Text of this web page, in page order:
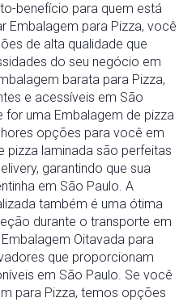
benefício para quem está
Embalagem para Pizza, você
de alta qualidade que
do seu negócio em
barata para Pizza,
e acessíveis em São
for uma Embalagem de pizza
opções para você em
pizza laminada são perfeitas
garantindo que sua
em São Paulo. A
também é uma ótima
durante o transporte em
Oitavada para
que proporcionam
em São Paulo. Se você
para Pizza, temos opções